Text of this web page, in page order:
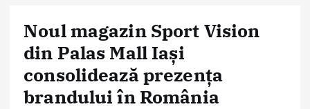
Noul magazin Sport Vision
din Palas Mall Iași
consolidează prezența
brandului în România